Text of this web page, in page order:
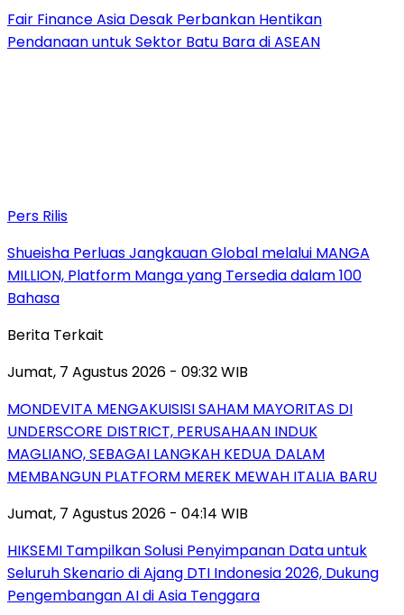
Fair Finance Asia Desak Perbankan Hentikan
Pendanaan untuk Sektor Batu Bara di ASEAN
Pers Rilis
Shueisha Perluas Jangkauan Global melalui MANGA
MILLION, Platform Manga yang Tersedia dalam 100
Bahasa
Berita Terkait
Jumat, 7 Agustus 2026 - 09:32 WIB
MONDEVITA MENGAKUISISI SAHAM MAYORITAS DI
UNDERSCORE DISTRICT, PERUSAHAAN INDUK
MAGLIANO, SEBAGAI LANGKAH KEDUA DALAM
MEMBANGUN PLATFORM MEREK MEWAH ITALIA BARU
Jumat, 7 Agustus 2026 - 04:14 WIB
HIKSEMI Tampilkan Solusi Penyimpanan Data untuk
Seluruh Skenario di Ajang DTI Indonesia 2026, Dukung
Pengembangan AI di Asia Tenggara